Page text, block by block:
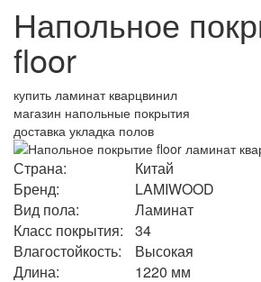
Напольное
floor
купить ламинат кварцвинил
магазин напольные покрытия
доставка укладка полов
Страна:
Китай
Бренд:
LAMIWOOD
Вид пола:
Ламинат
Класс покрытия:
34
Влагостойкость:
Высокая
Длина:
1220 мм